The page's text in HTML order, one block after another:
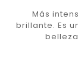
Más
brillante. Es